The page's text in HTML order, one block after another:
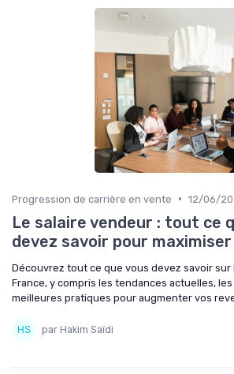
Progression de carrière en vente • 12/06/
Le salaire vendeur : tout ce
devez savoir pour
Découvrez tout ce que vous devez savoir sur
France, y compris les tendances actuelles,
meilleures pratiques pour augmenter vos
par Hakim Saïdi